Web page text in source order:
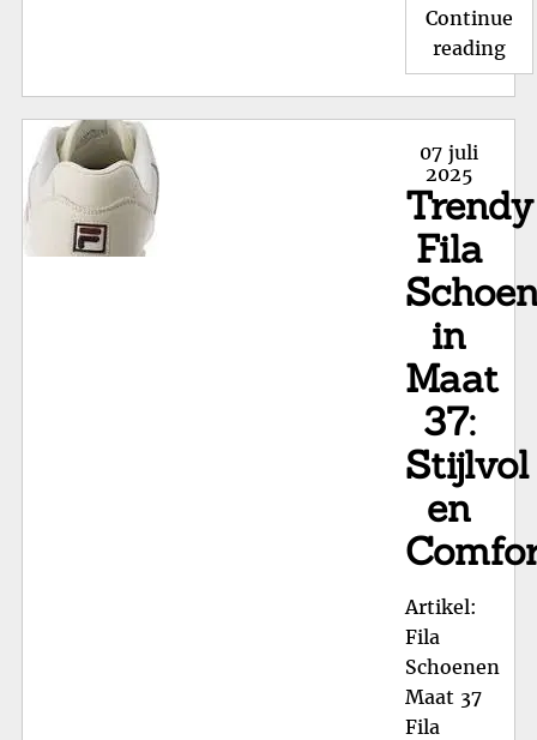
Continue
reading
de
Posted
on
07 juli
2025
Trendy
Fila
in
Maat
37:
Stijlvol
en
Artikel:
Fila
Schoenen
Maat 37
Fila